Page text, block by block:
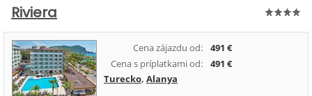
Riviera
Cena zájazdu od:
491 €
Cena s príplatkami od:
491 €
Turecko, Alanya